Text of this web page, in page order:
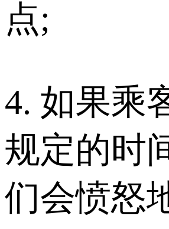
点;
4. 如果乘
规定的时
们会愤怒